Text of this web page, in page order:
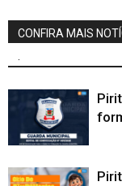
CONFIRA MAIS
.